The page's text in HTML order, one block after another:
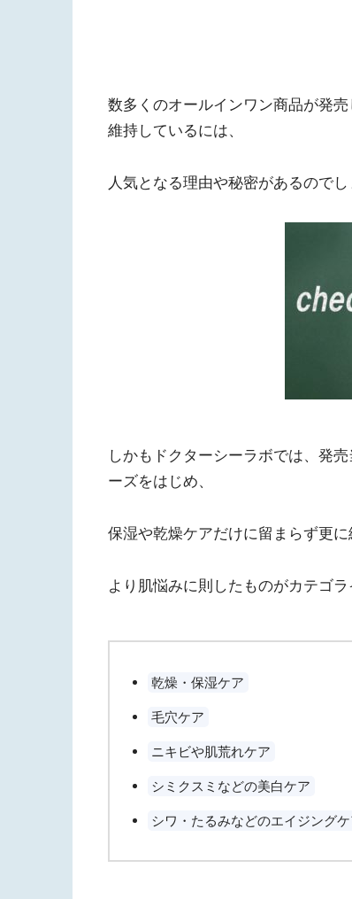
数多くのオールインワン商品が発
維持しているには、
人気となる理由や秘密があるのでし
しかもドクターシーラボでは、発
ーズをはじめ、
保湿や乾燥ケアだけに留まらず更に
より肌悩みに則したものがカテゴ
乾燥・保湿ケア
毛穴ケア
ニキビや肌荒れケア
シミクスミなどの美白ケア
シワ・たるみなどのエイジングケ